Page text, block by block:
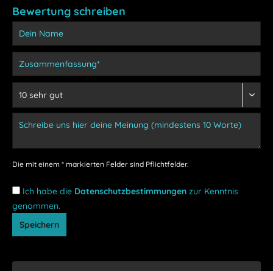
Bewertung schreiben
Die mit einem * markierten Felder sind Pflichtfelder.
Ich habe die Datenschutzbestimmungen zur Kenntnis
genommen.
Speichern